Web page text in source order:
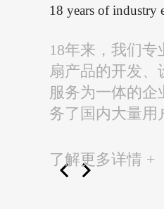
18 years of industry
18年来，我们
扇产品的开发
服务为一体的
务了国内大量用
了解更多详情 +